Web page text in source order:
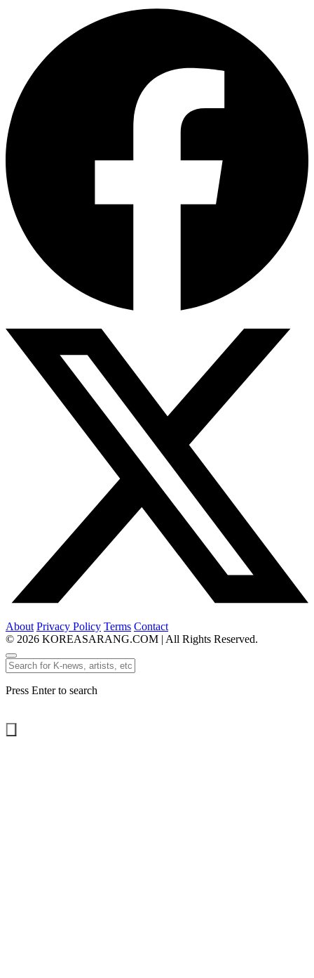
About Privacy Policy Terms Contact
© 2026 KOREASARANG.COM | All Rights Reserved.
Press Enter to search